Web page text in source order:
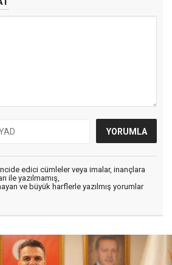
edici cümleler veya imalar, inançlara
ile yazılmamış,
ve büyük harflerle yazılmış yorumlar